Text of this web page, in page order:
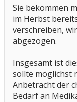
Sie bekommen
im Herbst
verschreiben,
abgezogen.
Insgesamt ist
sollte möglichst
Anbetracht der
Bedarf an